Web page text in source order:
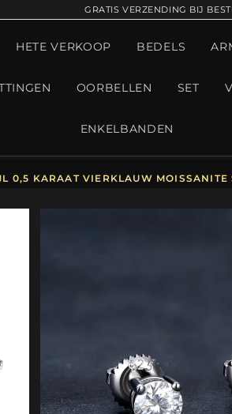
GRATIS VERZENDING BIJ
HETE VERKOOP BEDELS
OORBELLEN SET
ENKELBANDEN
0,5 KARAAT VIERKLAUW MOISSANITE